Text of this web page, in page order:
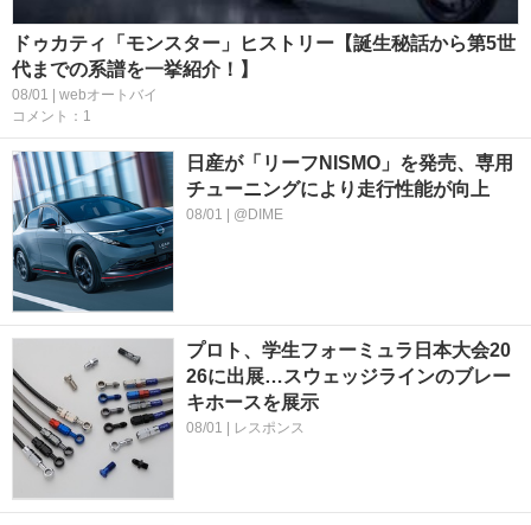
ドゥカティ「モンスター」ヒストリー【誕生秘話から第5世
代までの系譜を一挙紹介！】
08/01 | webオートバイ
コメント：1
日産が「リーフNISMO」を発売、専用
チューニングにより走行性能が向上
08/01 | @DIME
プロト、学生フォーミュラ日本大会20
26に出展…スウェッジラインのブレー
キホースを展示
08/01 | レスポンス